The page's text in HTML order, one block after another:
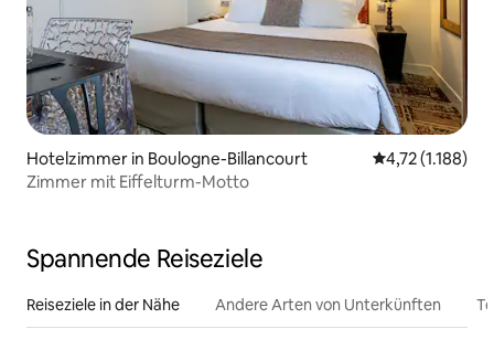
Hotelzimmer in Boulogne-Billancourt
4,72 (1.188)
Zimmer mit Eiffelturm-Motto
Spannende Reiseziele
Reiseziele in der Nähe Andere Arten von Unterkünften